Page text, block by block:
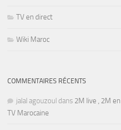
TV en direct
Wiki Maroc
COMMENTAIRES RÉCENTS
jalal agouzoul dans 2M live , 2M
TV Marocaine